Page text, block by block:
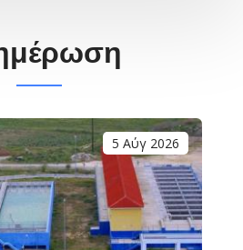
5 Αύγ 2026